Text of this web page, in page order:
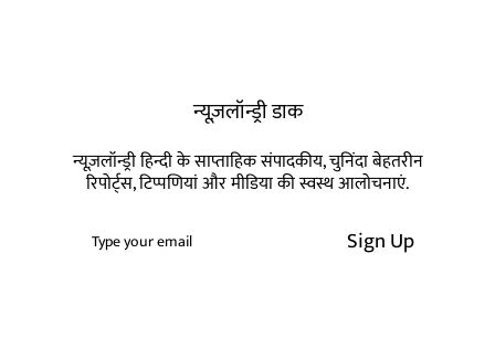
न्यूज़लॉन्ड्री डाक
न्यूज़लॉन्ड्री हिन्दी के साप्ताहिक संपादकीय, चुनिंदा बेहतरीन
रिपोर्ट्स, टिप्पणियां और मीडिया की स्वस्थ आलोचनाएं.
Sign Up